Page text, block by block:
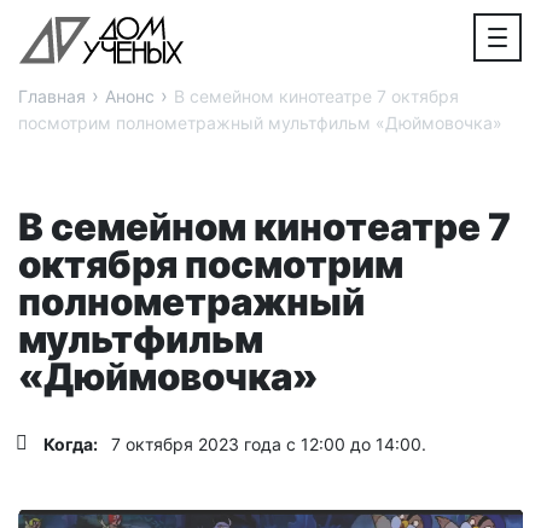
Главная › Анонс › В семейном кинотеатре 7 октября
посмотрим полнометражный мультфильм «Дюймовочка»
В семейном кинотеатре 7
октября посмотрим
полнометражный
мультфильм
«Дюймовочка»
Когда: 7 октября 2023 года с 12:00 до 14:00.